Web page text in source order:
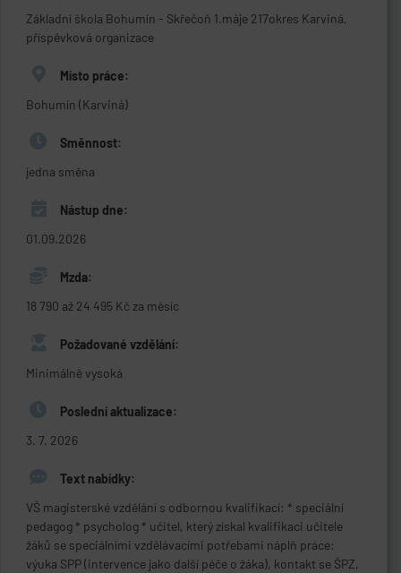
Základní škola Bohumín - Skřečoň 1.máje 217okres Karviná,
příspěvková organizace
Místo práce:
Bohumín (Karviná)
Směnnost:
jedna směna
Nástup dne:
01.09.2026
Mzda:
18 790 až 24 495 Kč za měsíc
Požadované vzdělání:
Minimálně vysoká
Poslední aktualizace:
3. 7. 2026
Text nabídky:
VŠ magisterské vzdělání s odbornou kvalifikací: * speciální
pedagog * psycholog * učitel, který získal kvalifikaci učitele
žáků se speciálními vzdělávacími potřebami náplň práce:
výuka SPP (intervence jako další péče o žáka), kontakt se ŠPZ,